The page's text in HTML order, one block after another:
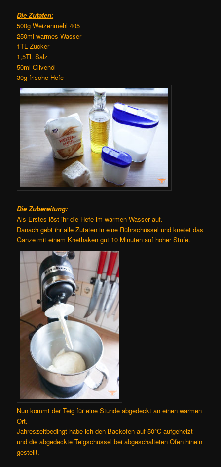
Die Zutaten:
500g Weizenmehl 405
250ml warmes Wasser
1TL Zucker
1,5TL Salz
50ml Olivenöl
30g frische Hefe
Die Zubereitung:
Als Erstes löst ihr die Hefe im warmen Wasser auf.
Danach gebt ihr alle Zutaten in eine Rührschüssel und knetet das
Ganze mit einem Knethaken gut 10 Minuten auf hoher Stufe.
Nun kommt der Teig für eine Stunde abgedeckt an einen warmen
Ort.
Jahreszeitbedingt habe ich den Backofen auf 50°C aufgeheizt
und die abgedeckte Teigschüssel bei abgeschalteten Ofen hinein
gestellt.